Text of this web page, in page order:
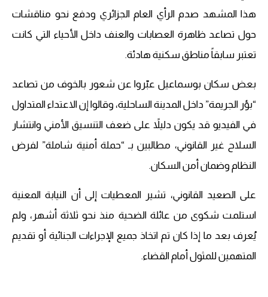
هذا المشهد صدم الرأي العام الجزائري ودفع نحو مناقشات
حول تصاعد ظاهرة العصابات والعنف داخل الأحياء التي كانت
تعتبر سابقاً مناطق سكنية هادئة.
بعض سكان بوسماعيل عبّروا عن شعور بالخوف من تصاعد
“بؤر الجريمة” داخل المدينة الساحلية، وقالوا إن الاعتداء المتداول
في الفيديو قد يكون دليلاً على ضعف التنسيق الأمني وانتشار
السلاح غير القانوني، مطالبين بـ “حملة أمنية شاملة” لفرض
النظام وضمان أمن السكان.
على الصعيد القانوني، تشير المعطيات إلى أن النيابة المعنية
استلمت شكوى من عائلة الضحية منذ نحو ثلاثة أشهر، ولم
يُعرف بعد ما إذا كان تم اتخاذ جميع الإجراءات الجنائية أو تقديم
المتهمين للمثول أمام القضاء.